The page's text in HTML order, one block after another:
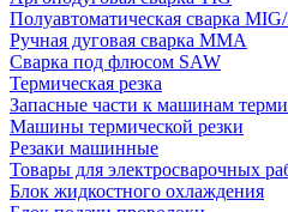
Полуавтоматическая сварка
Ручная дуговая сварка MMA
Сварка под флюсом SAW
Термическая резка
Запасные части к машинам
Машины термической резки
Резаки машинные
Товары для электросварочных
Блок жидкостного охлаждения